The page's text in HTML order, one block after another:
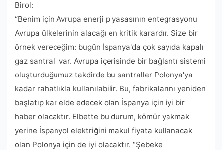
Birol:
“Benim için Avrupa enerji piyasasının entegrasyonu
Avrupa ülkelerinin alacağı en kritik karardır. Size bir
örnek vereceğim: bugün İspanya'da çok sayıda kapalı
gaz santrali var. Avrupa içerisinde bir bağlantı sistemi
oluşturduğumuz takdirde bu santraller Polonya'ya
kadar rahatlıkla kullanılabilir. Bu, fabrikalarını yeniden
başlatıp kar elde edecek olan İspanya için iyi bir
haber olacaktır. Elbette bu durum, kömür yakmak
yerine İspanyol elektriğini makul fiyata kullanacak
olan Polonya için de iyi olacaktır. “Şebeke